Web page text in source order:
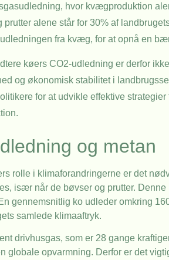
hvor kvægproduktion
prutter alene står for 30% af
fra kvæg, for at opnå en
køers CO2-udledning er derfor
og økonomisk stabilitet i
for at udvikle effektive
og metan
rolle i klimaforandringerne er det
især når de bøvser og prutter.
gennemsnitlig ko udleder omkring
samlede klimaaftryk.
drivhusgas, som er 28 gange
globale opvarmning. Derfor er det